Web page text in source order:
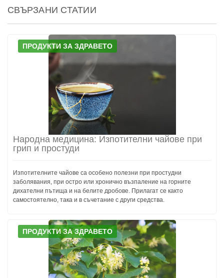
СВЪРЗАНИ СТАТИИ
ПРОДУКТИ ЗА ЗДРАВЕТО
Народна медицина: Изпотителни чайове при
грип и простуди
Изпотителните чайове са особено полезни при простудни
заболявания, при остро или хронично възпаление на горните
дихателни пътища и на белите дробове. Прилагат се както
самостоятелно, така и в съчетание с други средства.
ПРОДУКТИ ЗА ЗДРАВЕТО